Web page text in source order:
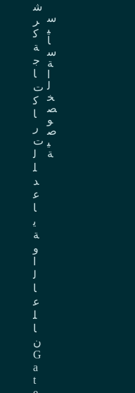
ش
ر
ك
ة
ج
ا
ت
ك
ا
ر
ت
ل
ل
د
ع
ا
ي
ة
و
ل
ا
ع
ل
ا
ن
G
a
t
س
ي
ا
س
ة
ل
خ
ص
و
ص
ي
ة